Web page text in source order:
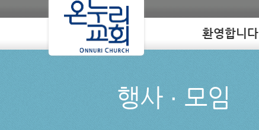
Loading 환영합니다
행사 ∙ 모임